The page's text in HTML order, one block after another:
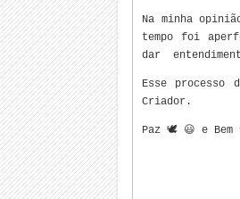
Na minha
tempo foi
dar
Esse processo
Criador.
Paz 🕊️ 😃 e Bem